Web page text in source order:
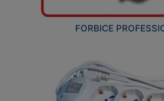
FORBICE